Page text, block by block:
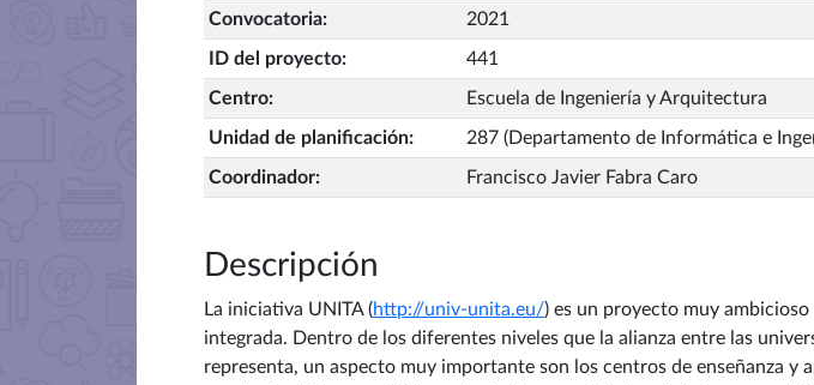
Convocatoria: 2021
ID del proyecto: 441
Centro: Escuela de Ingeniería y Arquitectura
Unidad de planificación: 287 (Departamento de Informática e
Coordinador: Francisco Javier Fabra Caro
Descripción
La iniciativa UNITA (http://univ-unita.eu/) es un proyecto muy
integrada. Dentro de los diferentes niveles que la alianza entre las
representa, un aspecto muy importante son los centros de enseñanza y